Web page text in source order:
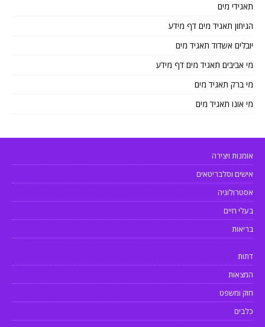
תאגידי מים
הגיחון תאגיד מים דף מידע
יובלים אשדוד תאגיד מים
מי אביבים תאגיד מים דף מידע
מי ברק תאגיד מים
מי אונו תאגיד מים
אומנות ויצירה
אישים וסלבריטאים
אסטרולוגיה
בעלי חיים
בריאות
דתות
המצאות
חוק ומשפט
כלבים